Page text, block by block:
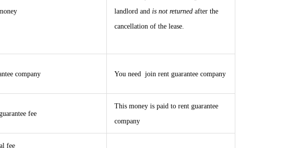
landlord and is not returnedafter the
cancellation of the lease.
company You need join rent guarantee company
fee
This money is paid to rent guarantee
company
fee